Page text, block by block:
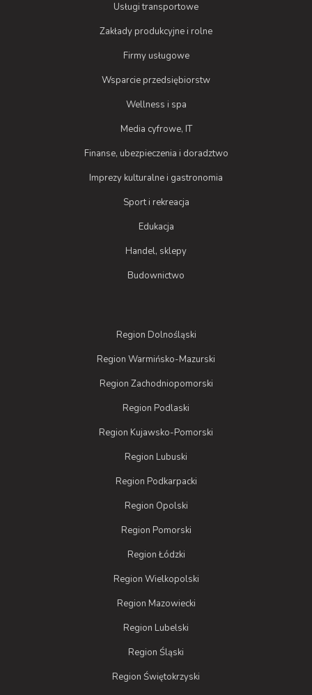
Usługi transportowe
Zakłady produkcyjne i rolne
Firmy usługowe
Wsparcie przedsiębiorstw
Wellness i spa
Media cyfrowe, IT
Finanse, ubezpieczenia i doradztwo
Imprezy kulturalne i gastronomia
Sport i rekreacja
Edukacja
Handel, sklepy
Budownictwo
Region Dolnośląski
Region Warmińsko-Mazurski
Region Zachodniopomorski
Region Podlaski
Region Kujawsko-Pomorski
Region Lubuski
Region Podkarpacki
Region Opolski
Region Pomorski
Region Łódzki
Region Wielkopolski
Region Mazowiecki
Region Lubelski
Region Śląski
Region Świętokrzyski